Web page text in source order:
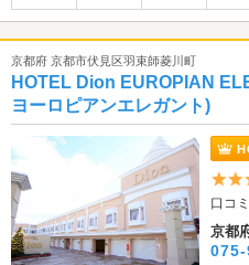
京都府 京都市伏見区羽束師菱川町
HOTEL Dion EUROPIAN
ヨーロピアンエレガント)
口コ
京都